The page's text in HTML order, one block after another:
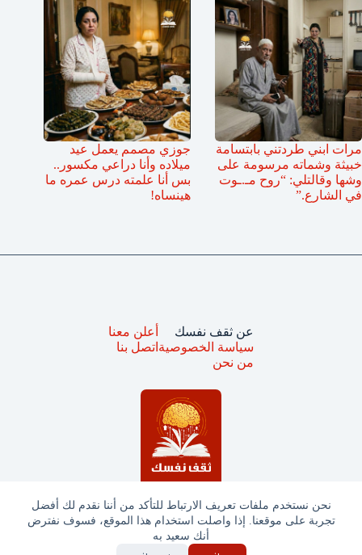
نحن نستخدم ملفات تعريف الارتباط للتأكد من أننا نقدم لك أفضل
تجربة على موقعنا. إذا واصلت استخدام هذا الموقع، فسوف نفترض
أنك سعيد به
مرات ابني طردتني بابتسامة
خبيثة وشماته مرسومة على
وشها وقالتلي: “روح مـ.ـوت
في الشارع.”
جوزي مصمم يعمل عيد
ميلاده وأنا دراعي مكسور..
بس أنا علمته درس عمره ما
هينساه!
جميع الحقوق محفوظة © ثقف نفسك 2025
عن ثقف نفسك
سياسة الخصوصية
من نحن
أعلن معنا
اتصل بنا